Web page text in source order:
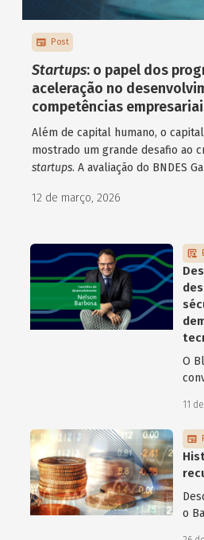
Post
Startups: o papel dos
aceleração no
competências
Além de capital humano, o
mostrado um grande desafio ao
startups. A avaliação do BNDES
superação desse desafio.
12 de março, 2026
O
11
o